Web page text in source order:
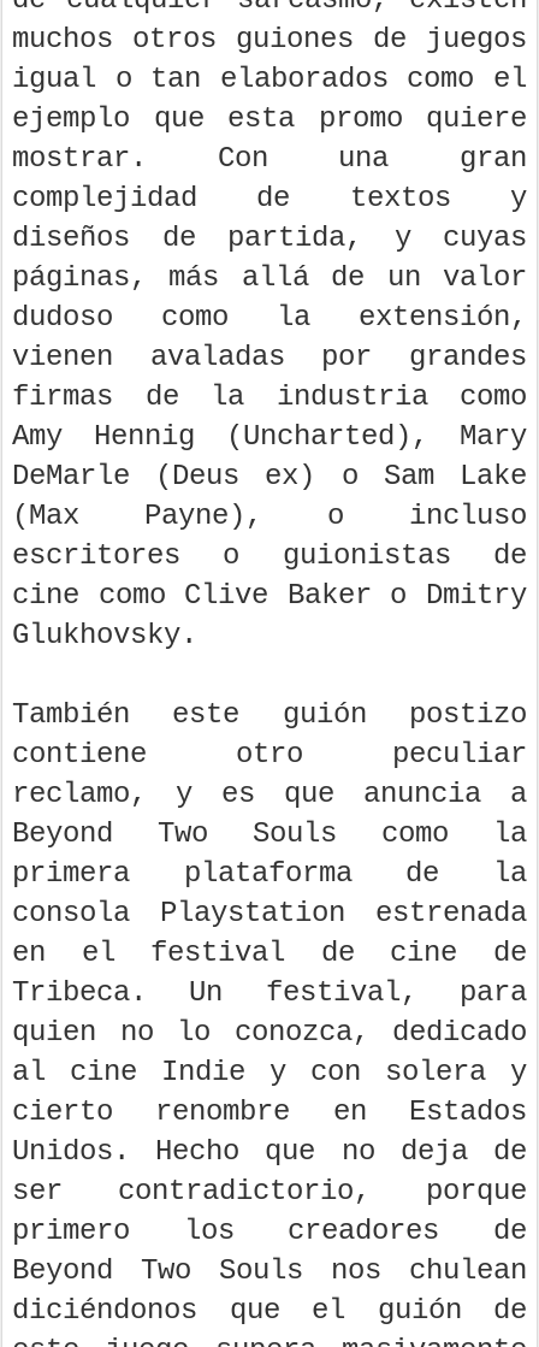
muchos otros guiones de juegos
igual o tan elaborados como el
ejemplo que esta promo quiere
mostrar. Con una gran
complejidad de textos y
diseños de partida, y cuyas
páginas, más allá de un valor
dudoso como la extensión,
vienen avaladas por grandes
firmas de la industria como
Amy Hennig (Uncharted), Mary
DeMarle (Deus ex) o Sam Lake
(Max Payne), o incluso
escritores o guionistas de
cine como Clive Baker o Dmitry
Glukhovsky.
También este guión postizo
contiene otro peculiar
reclamo, y es que anuncia a
Beyond Two Souls como la
primera plataforma de la
consola Playstation estrenada
en el festival de cine de
Tribeca. Un festival, para
quien no lo conozca, dedicado
al cine Indie y con solera y
cierto renombre en Estados
Unidos. Hecho que no deja de
ser contradictorio, porque
primero los creadores de
Beyond Two Souls nos chulean
diciéndonos que el guión de